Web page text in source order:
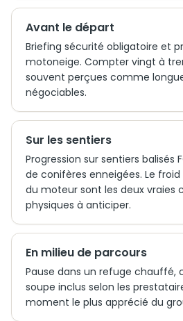
Avant le départ
Briefing sécurité obligatoire et
motoneige. Compter vingt à
souvent perçues comme
négociables.
Sur les sentiers
Progression sur sentiers balisés
de conifères enneigées. Le
du moteur sont les deux vraies
physiques à anticiper.
En milieu de parcours
Pause dans un refuge chauffé,
soupe inclus selon les
moment le plus apprécié du